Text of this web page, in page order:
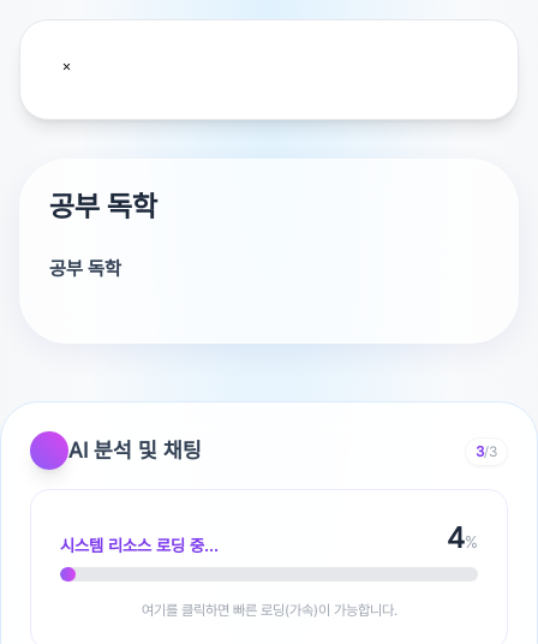
공부 독학
공부 독학
AI 분석 및 채팅 3/3
시스템 리소스 로딩 중... 4%
여기를 클릭하면 빠른 로딩(가속)이 가능합니다.